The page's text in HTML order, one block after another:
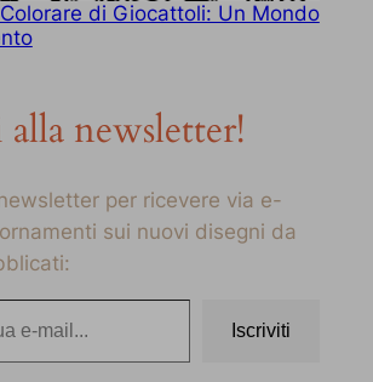
di Giocattoli: Un Mondo
newsletter!
per ricevere via e-
sui nuovi disegni da
Iscriviti